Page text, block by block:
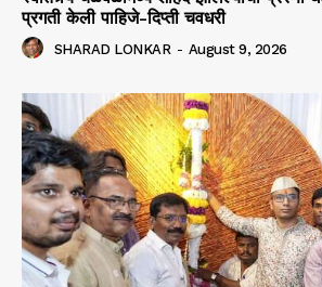
प्रगती केली पाहिजे-दिप्ती चवधरी
SHARAD LONKAR - August 9, 2026